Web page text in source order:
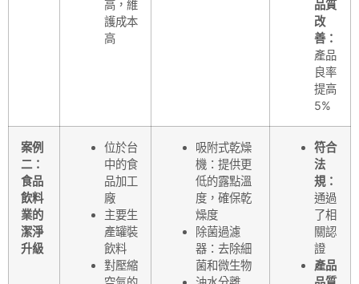
高，維
護成本
高
品質
改
善：
產品
良率
提高
5%
案例
二：
食品
飲料
業的
潔淨
升級
位於台
中的食
品加工
廠
主要生
產罐裝
飲料
對壓縮
吸附式乾燥
機：提供更
低的露點溫
度，確保乾
燥度
除菌過濾
器：去除細
菌和微生物
符合
法
規：
通過
了相
關認
證
產品